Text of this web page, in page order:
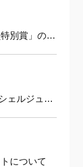
「日経優秀製品・サービス賞 審査委員特別賞」の受賞について
JALビジネスアビエーション、日本コンシェルジュ協会加盟のお知らせ
について